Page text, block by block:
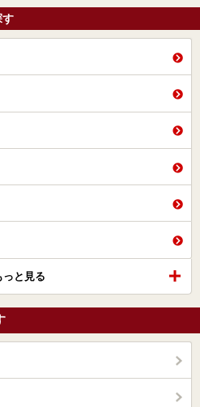
す
っと見る